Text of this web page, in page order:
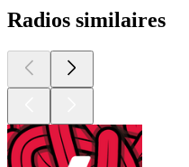
Radios similaires